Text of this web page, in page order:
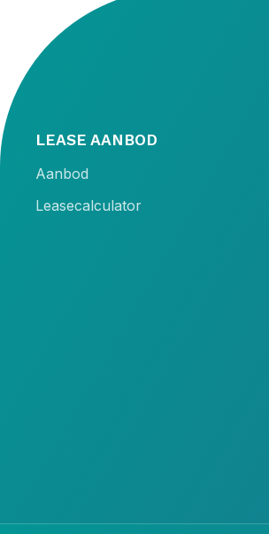
LEASE AANBOD
Aanbod
Leasecalculator